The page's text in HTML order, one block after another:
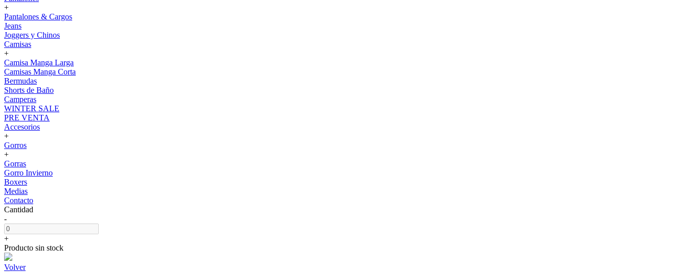
+
Pantalones & Cargos
Jeans
Joggers y Chinos
Camisas
+
Camisa Manga Larga
Camisas Manga Corta
Bermudas
Shorts de Baño
Camperas
WINTER SALE
PRE VENTA
Accesorios
+
Gorros
+
Gorras
Gorro Invierno
Boxers
Medias
Contacto
Cantidad
-
+
Producto sin stock
Volver